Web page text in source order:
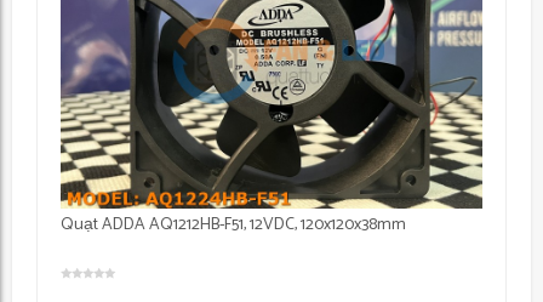
Quạt ADDA AQ1212HB-F51, 12VDC, 120x120x38mm